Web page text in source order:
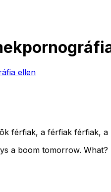
ellen
férfiak, a férfiak férfiak,
a boom tomorrow.